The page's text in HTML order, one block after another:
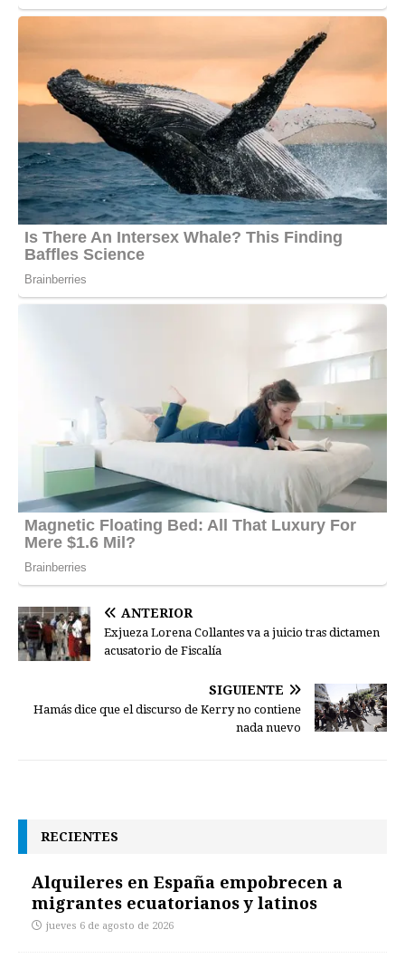
ANTERIOR
Exjueza Lorena Collantes va a juicio tras dictamen
acusatorio de Fiscalía
SIGUIENTE
Hamás dice que el discurso de Kerry no contiene
nada nuevo
RECIENTES
Alquileres en España empobrecen a
migrantes ecuatorianos y latinos
jueves 6 de agosto de 2026